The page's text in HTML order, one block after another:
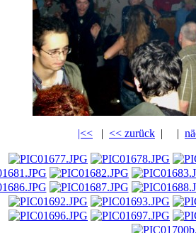
|<< | << zurück | |